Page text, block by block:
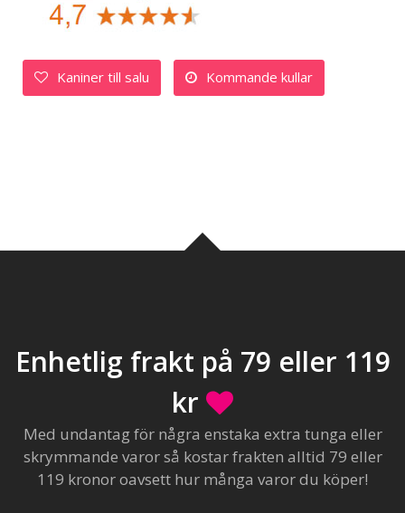
Kaniner till salu Kommande kullar
Enhetlig frakt på 79 eller 119
kr
Med undantag för några enstaka extra tunga eller
skrymmande varor så kostar frakten alltid 79 eller
119 kronor oavsett hur många varor du köper!